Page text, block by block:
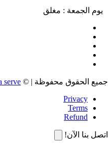
يوم الجمعة : مغلق
جميع الحقوق محفوظة | © serve
Privacy
Terms
Refund
اتصل بنا الآن!